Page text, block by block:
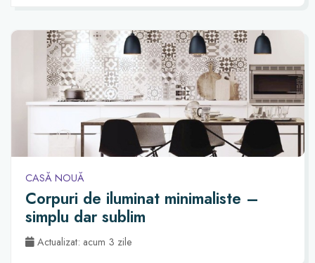
CASĂ NOUĂ
Corpuri de iluminat minimaliste –
simplu dar sublim
Actualizat: acum 3 zile